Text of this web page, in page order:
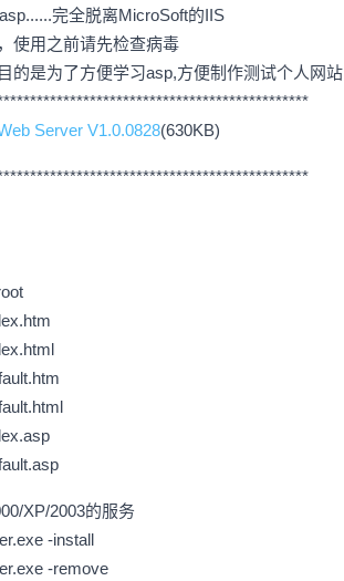
完全脱离MicroSoft的IIS
使用之前请先检查病毒
的是为了方便学习asp,方便制作测试个人网站
Server V1.0.0828(630KB)
XP/2003的服务
-install
-remove